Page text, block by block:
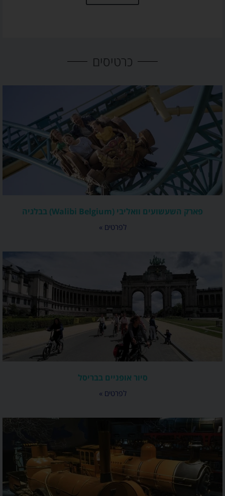
כרטיסים
פארק השעשועים וואליבי (Walibi Belgium) בבלגיה
לפרטים »
סיור אופניים בבריסל
לפרטים »